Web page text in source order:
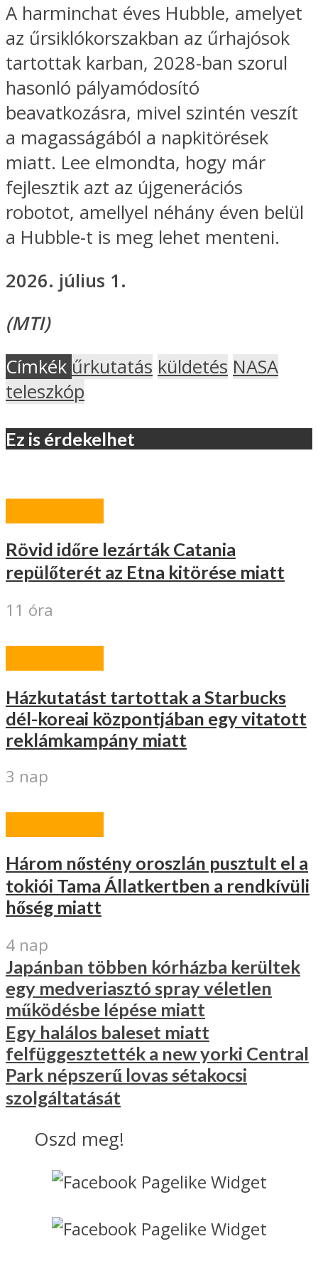
A harminchat éves Hubble, amelyet
az űrsiklókorszakban az űrhajósok
tartottak karban, 2028-ban szorul
hasonló pályamódosító
beavatkozásra, mivel szintén veszít
a magasságából a napkitörések
miatt. Lee elmondta, hogy már
fejlesztik azt az újgenerációs
robotot, amellyel néhány éven belül
a Hubble-t is meg lehet menteni.
2026. július 1.
(MTI)
Címkék űrkutatás küldetés NASA
teleszkóp
Ez is érdekelhet
Rövid időre lezárták Catania
repülőterét az Etna kitörése miatt
11 óra
Házkutatást tartottak a Starbucks
dél-koreai központjában egy vitatott
reklámkampány miatt
3 nap
Három nőstény oroszlán pusztult el a
tokiói Tama Állatkertben a rendkívüli
hőség miatt
4 nap
Japánban többen kórházba kerültek
egy medveriasztó spray véletlen
működésbe lépése miatt
Egy halálos baleset miatt
felfüggesztették a new yorki Central
Park népszerű lovas sétakocsi
szolgáltatását
Oszd meg!